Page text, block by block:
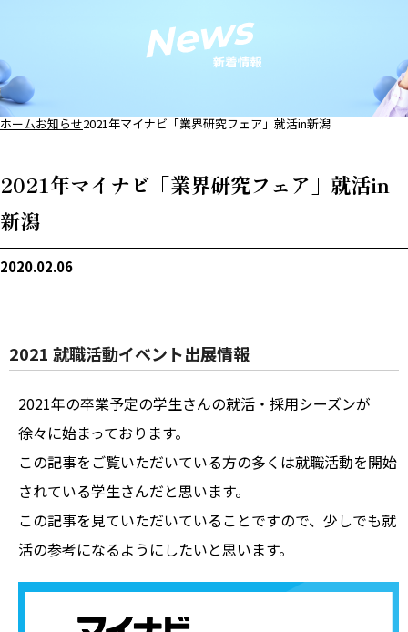
ホームお知らせ2021年マイナビ「業界研究フェア」就活in新潟
2021年マイナビ「業界研究フェア」就活in
新潟
2020.02.06
2021 就職活動イベント出展情報
2021年の卒業予定の学生さんの就活・採用シーズンが
徐々に始まっております。
この記事をご覧いただいている方の多くは就職活動を開始
されている学生さんだと思います。
この記事を見ていただいていることですので、少しでも就
活の参考になるようにしたいと思います。